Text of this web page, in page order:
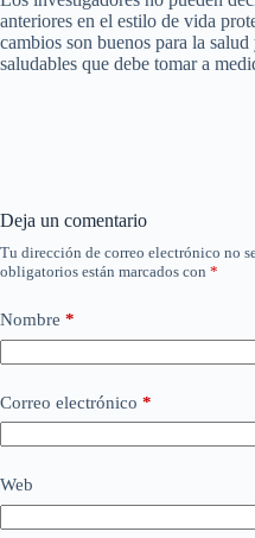
anteriores en el estilo de vida
cambios son buenos para la
saludables que debe tomar a
Deja un comentario
Tu dirección de correo electrónico no
obligatorios están marcados con *
Nombre *
Correo electrónico *
Web